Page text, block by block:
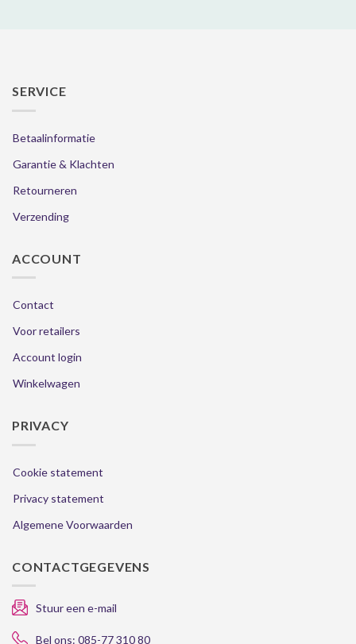
SERVICE
Betaalinformatie
Garantie & Klachten
Retourneren
Verzending
ACCOUNT
Contact
Voor retailers
Account login
Winkelwagen
PRIVACY
Cookie statement
Privacy statement
Algemene Voorwaarden
CONTACTGEGEVENS
Stuur een e-mail
Bel ons: 085-77 310 80